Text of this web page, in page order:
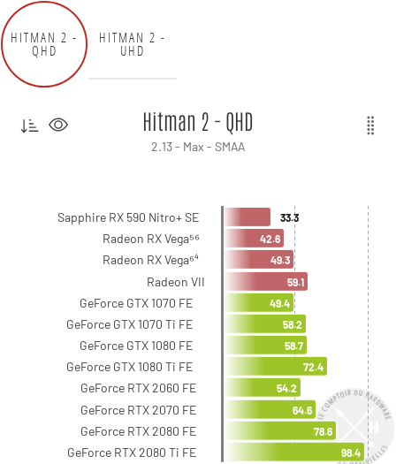
HITMAN 2 -
QHD
HITMAN 2 -
UHD
Hitman 2 - QHD
2.13 - Max - SMAA
Sapphire RX 590 Nitro+ SE
Radeon RX Vega⁵⁶
Radeon RX Vega⁶⁴
Radeon VII
GeForce GTX 1070 FE
GeForce GTX 1070 Ti FE
GeForce GTX 1080 FE
GeForce GTX 1080 Ti FE
GeForce RTX 2060 FE
GeForce RTX 2070 FE
GeForce RTX 2080 FE
GeForce RTX 2080 Ti FE
42.6
49.3
59.1
49.4
58.2
58.7
72.4
54.2
64.6
78.6
98.4
33.3